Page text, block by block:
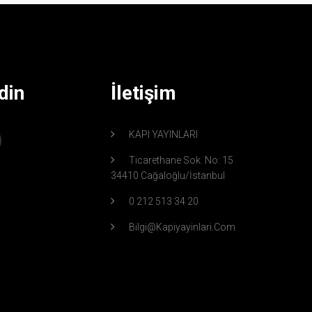
İletişim
KAPI YAYINLARI
Ticarethane Sok. No: 15
34410 Cağaloğlu/İstanbul
0 212 513 34 20
Bilgi@kapiyayinlari.com